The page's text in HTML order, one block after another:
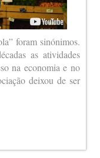
foram sinónimos.
as atividades
na economia e no
deixou de ser